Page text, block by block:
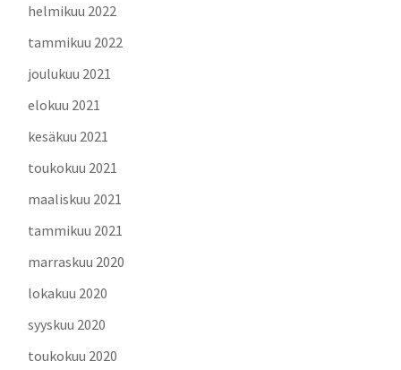
helmikuu 2022
tammikuu 2022
joulukuu 2021
elokuu 2021
kesäkuu 2021
toukokuu 2021
maaliskuu 2021
tammikuu 2021
marraskuu 2020
lokakuu 2020
syyskuu 2020
toukokuu 2020